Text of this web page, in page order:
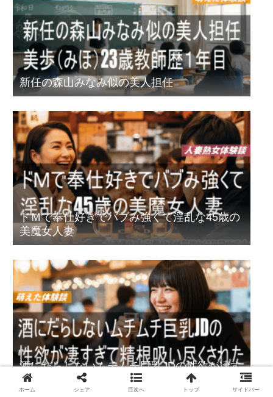
新任の森山みなみ似の美人担任
ドＭで奉仕好きでバブみ強くて淫乱な45歳の
美魔女人妻
酒にだらしないムチムチ巨乳JDの性欲が凄す
ぎて精根吸い尽くされた
ホーム シェア 目次へ トップ サイドバー